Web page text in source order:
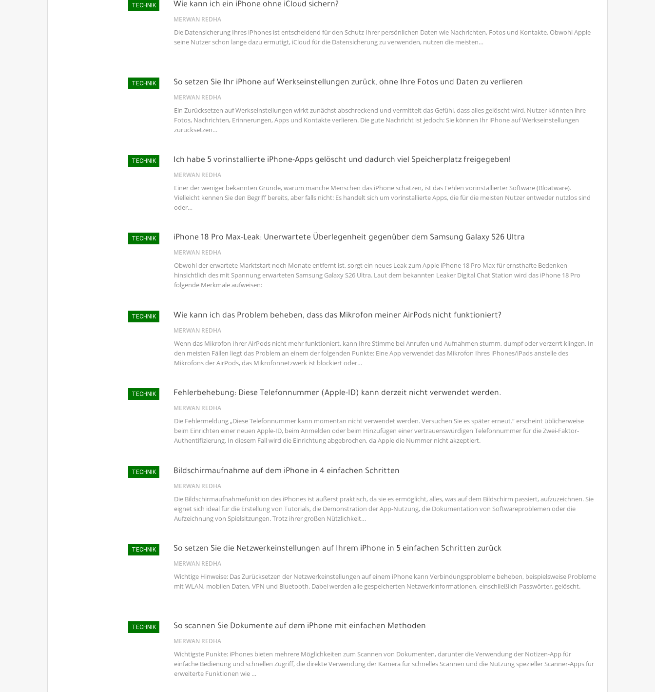
TECHNIK Wie kann ich ein iPhone ohne iCloud sichern?
MERWAN REDHA
Die Datensicherung Ihres iPhones ist entscheidend für den Schutz Ihrer persönlichen Daten wie Nachrichten, Fotos und Kontakte. Obwohl Apple
seine Nutzer schon lange dazu ermutigt, iCloud für die Datensicherung zu verwenden, nutzen die meisten…
TECHNIK So setzen Sie Ihr iPhone auf Werkseinstellungen zurück, ohne Ihre Fotos und Daten zu verlieren
MERWAN REDHA
Ein Zurücksetzen auf Werkseinstellungen wirkt zunächst abschreckend und vermittelt das Gefühl, dass alles gelöscht wird. Nutzer könnten ihre
Fotos, Nachrichten, Erinnerungen, Apps und Kontakte verlieren. Die gute Nachricht ist jedoch: Sie können Ihr iPhone auf Werkseinstellungen
zurücksetzen…
TECHNIK Ich habe 5 vorinstallierte iPhone-Apps gelöscht und dadurch viel Speicherplatz freigegeben!
MERWAN REDHA
Einer der weniger bekannten Gründe, warum manche Menschen das iPhone schätzen, ist das Fehlen vorinstallierter Software (Bloatware).
Vielleicht kennen Sie den Begriff bereits, aber falls nicht: Es handelt sich um vorinstallierte Apps, die für die meisten Nutzer entweder nutzlos sind
oder…
TECHNIK iPhone 18 Pro Max-Leak: Unerwartete Überlegenheit gegenüber dem Samsung Galaxy S26 Ultra
MERWAN REDHA
Obwohl der erwartete Marktstart noch Monate entfernt ist, sorgt ein neues Leak zum Apple iPhone 18 Pro Max für ernsthafte Bedenken
hinsichtlich des mit Spannung erwarteten Samsung Galaxy S26 Ultra. Laut dem bekannten Leaker Digital Chat Station wird das iPhone 18 Pro
folgende Merkmale aufweisen:
TECHNIK Wie kann ich das Problem beheben, dass das Mikrofon meiner AirPods nicht funktioniert?
MERWAN REDHA
Wenn das Mikrofon Ihrer AirPods nicht mehr funktioniert, kann Ihre Stimme bei Anrufen und Aufnahmen stumm, dumpf oder verzerrt klingen. In
den meisten Fällen liegt das Problem an einem der folgenden Punkte: Eine App verwendet das Mikrofon Ihres iPhones/iPads anstelle des
Mikrofons der AirPods, das Mikrofonnetzwerk ist blockiert oder…
TECHNIK Fehlerbehebung: Diese Telefonnummer (Apple-ID) kann derzeit nicht verwendet werden.
MERWAN REDHA
Die Fehlermeldung „Diese Telefonnummer kann momentan nicht verwendet werden. Versuchen Sie es später erneut.“ erscheint üblicherweise
beim Einrichten einer neuen Apple-ID, beim Anmelden oder beim Hinzufügen einer vertrauenswürdigen Telefonnummer für die Zwei-Faktor-
Authentifizierung. In diesem Fall wird die Einrichtung abgebrochen, da Apple die Nummer nicht akzeptiert.
TECHNIK Bildschirmaufnahme auf dem iPhone in 4 einfachen Schritten
MERWAN REDHA
Die Bildschirmaufnahmefunktion des iPhones ist äußerst praktisch, da sie es ermöglicht, alles, was auf dem Bildschirm passiert, aufzuzeichnen. Sie
eignet sich ideal für die Erstellung von Tutorials, die Demonstration der App-Nutzung, die Dokumentation von Softwareproblemen oder die
Aufzeichnung von Spielsitzungen. Trotz ihrer großen Nützlichkeit…
TECHNIK So setzen Sie die Netzwerkeinstellungen auf Ihrem iPhone in 5 einfachen Schritten zurück
MERWAN REDHA
Wichtige Hinweise: Das Zurücksetzen der Netzwerkeinstellungen auf einem iPhone kann Verbindungsprobleme beheben, beispielsweise Probleme
mit WLAN, mobilen Daten, VPN und Bluetooth. Dabei werden alle gespeicherten Netzwerkinformationen, einschließlich Passwörter, gelöscht.
TECHNIK So scannen Sie Dokumente auf dem iPhone mit einfachen Methoden
MERWAN REDHA
Wichtigste Punkte: iPhones bieten mehrere Möglichkeiten zum Scannen von Dokumenten, darunter die Verwendung der Notizen-App für
einfache Bedienung und schnellen Zugriff, die direkte Verwendung der Kamera für schnelles Scannen und die Nutzung spezieller Scanner-Apps für
erweiterte Funktionen wie …